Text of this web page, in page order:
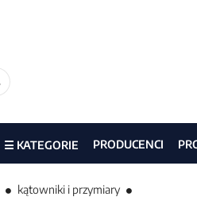
☰ KATEGORIE PRODUCENCI
kątowniki i przymiary